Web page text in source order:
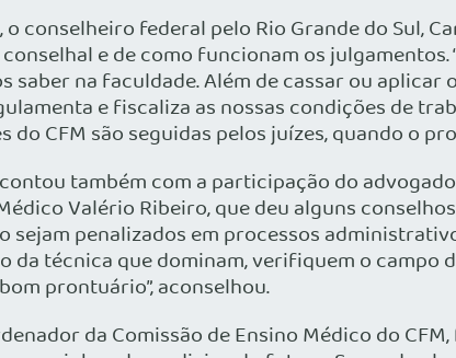
o conselheiro federal pelo Rio Grande do Sul,
e de como funcionam os julgamentos.
saber na faculdade. Além de cassar ou
e fiscaliza as nossas condições de
do CFM são seguidas pelos juízes, quando o
também com a participação do
Valério Ribeiro, que deu alguns
sejam penalizados em processos
da técnica que dominam, verifiquem o campo
prontuário”, aconselhou.
da Comissão de Ensino Médico do